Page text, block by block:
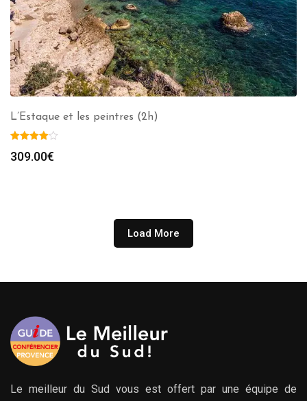
L’Estaque et les peintres (2h)
309.00€
Load More
Le meilleur du Sud vous est offert par une équipe de